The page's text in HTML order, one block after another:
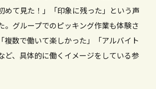
めて見た！」「印象に残った」という声
。グループでのピッキング作業も体験さ
複数で働いて楽しかった」「アルバイト
ど、具体的に働くイメージをしている参